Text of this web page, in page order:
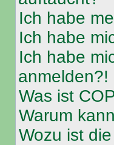
Ich habe
Ich habe
Ich habe
anmelden?!
Was ist
Warum
Wozu ist